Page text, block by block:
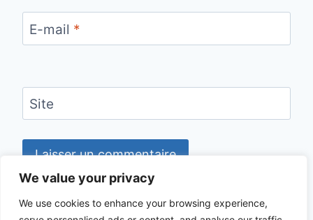
We value your privacy
We use cookies to enhance your browsing experience,
E-mail *
Site